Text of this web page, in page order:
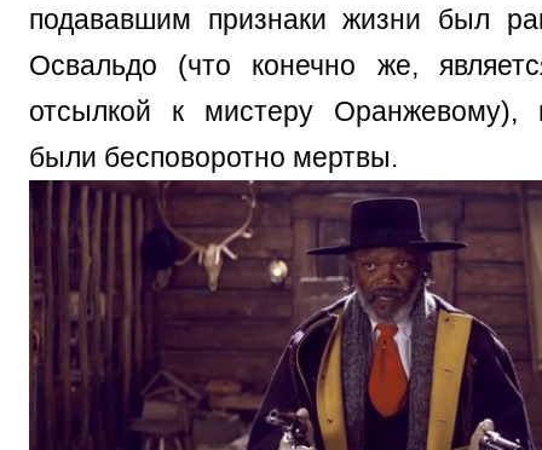
подававшим признаки жизни был
Освальдо (что конечно же,
отсылкой к мистеру Оранжевому),
были бесповоротно мертвы.